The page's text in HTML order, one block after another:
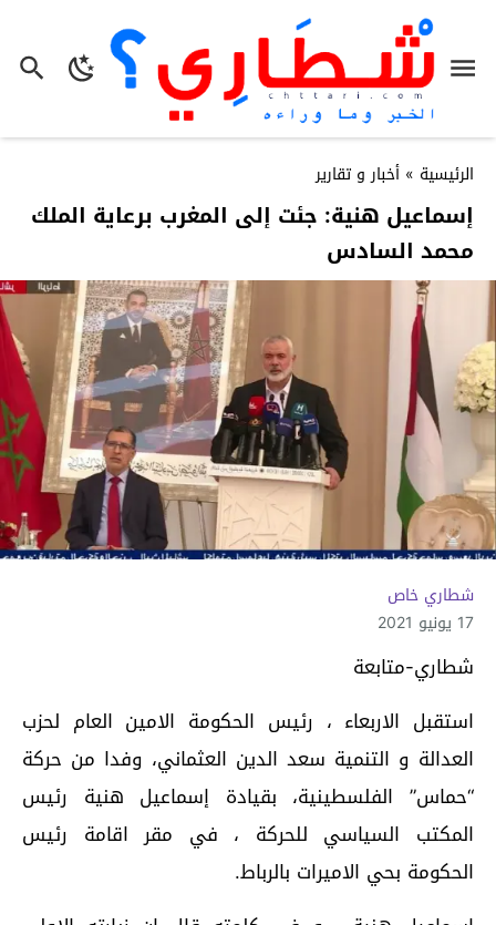
الرئيسية » أخبار و تقارير
إسماعيل هنية: جئت إلى المغرب برعاية الملك
محمد السادس
شطاري خاص
17 يونيو 2021
شطاري-متابعة
استقبل الاربعاء ، رئيس الحكومة الامين العام لحزب
العدالة و التنمية سعد الدين العثماني، وفدا من حركة
“حماس” الفلسطينية، بقيادة إسماعيل هنية رئيس
المكتب السياسي للحركة ، في مقر اقامة رئيس
الحكومة بحي الاميرات بالرباط.